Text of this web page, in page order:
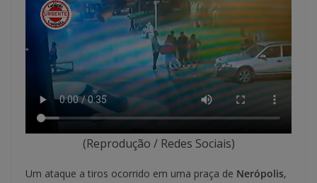
(Reprodução / Redes Sociais)
Um ataque a tiros ocorrido em uma praça de Nerópolis,